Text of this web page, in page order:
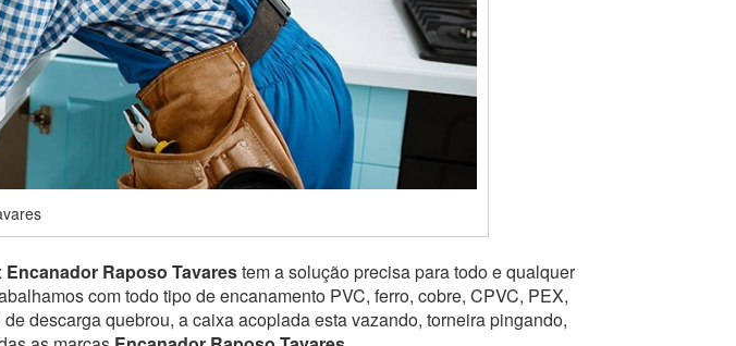
Encanador Raposo Tavarestem a solução precisa para todo e qualquer
com todo tipo de encanamento PVC, ferro, cobre, CPVC, PEX,
descarga quebrou, a caixa acoplada esta vazando, torneira pingando,